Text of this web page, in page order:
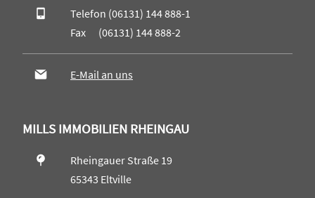
Telefon (06131) 144 888-1
Fax (06131) 144 888-2
E-Mail an uns
MILLS IMMOBILIEN RHEINGAU
Rheingauer Straße 19
65343 Eltville